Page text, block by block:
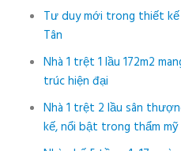
Tư duy mới trong thiết kế
Tân
Nhà 1 trệt 1 lầu 172m2
trúc hiện đại
Nhà 1 trệt 2 lầu sân
kế, nổi bật trong thẩm mỹ